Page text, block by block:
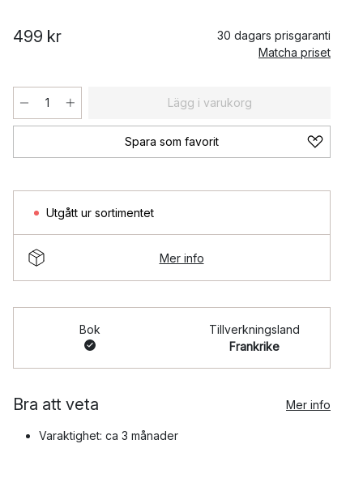
499 kr
30 dagars prisgaranti
Matcha priset
Lägg i varukorg
Spara som favorit
Utgått ur sortimentet
Mer info
Bok
Tillverkningsland
Frankrike
Bra att veta Mer info
Varaktighet: ca 3 månader